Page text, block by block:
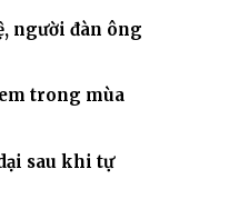
người đàn ông
trong mùa
sau khi tự